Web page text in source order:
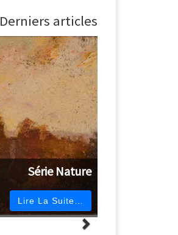
Derniers articles
Série Nature
Lire La Suite…